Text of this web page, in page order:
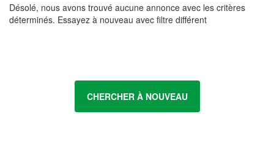
Désolé, nous avons trouvé aucune annonce avec les critères
déterminés. Essayez à nouveau avec filtre différent
CHERCHER À NOUVEAU